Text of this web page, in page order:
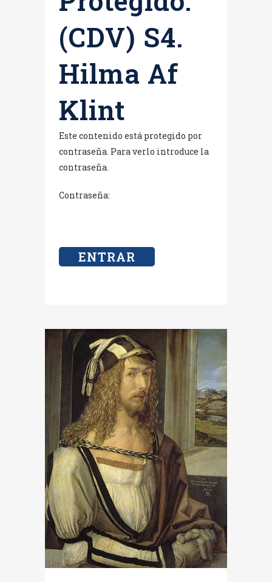
(CDV) S4.
Hilma Af
Klint
Este contenido está protegido por
contraseña. Para verlo introduce la
contraseña.
Contraseña: